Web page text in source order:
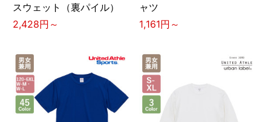
スウェット（裏パイル）
2,428円～
ャツ
1,161円～